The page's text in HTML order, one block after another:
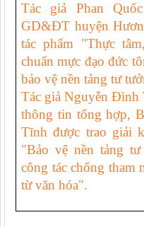
Tác giả Phan
GD&ĐT huyện
tác phẩm "Thực
chuẩn mực đạo đức
bảo vệ nền tảng tư
Tác giả Nguyễn Đình
thông tin tổng hợp,
Tĩnh được trao giải
"Bảo vệ nền tảng
công tác chống tham
từ văn hóa".